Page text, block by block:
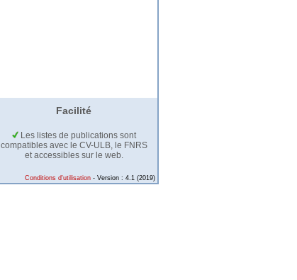
Facilité
Les listes de publications sont
compatibles avec le CV-ULB, le FNRS
et accessibles sur le web.
Conditions d'utilisation - Version : 4.1 (2019)